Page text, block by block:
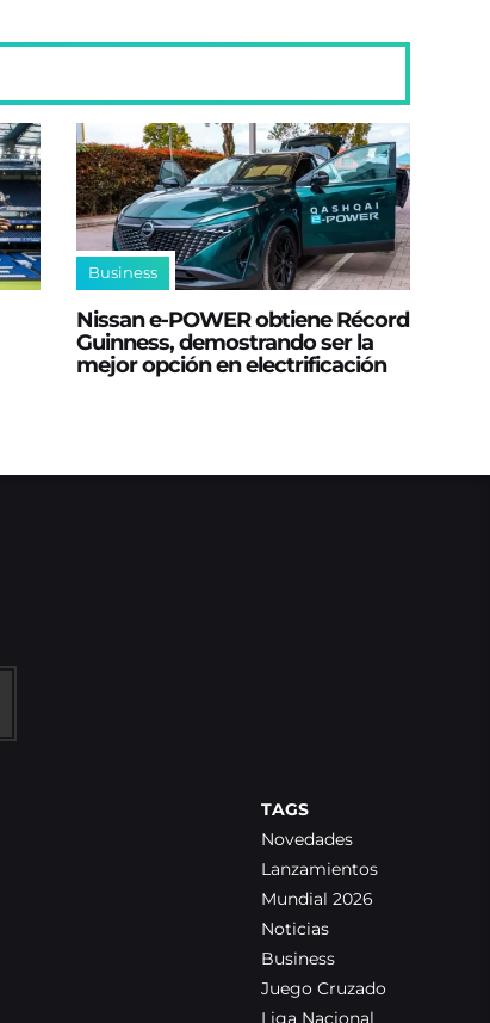
Business
Nissan e‑POWER obtiene Récord
Guinness, demostrando ser la
mejor opción en electrificación
TAGS
Novedades
Lanzamientos
Mundial 2026
Noticias
Business
Juego Cruzado
Liga Nacional